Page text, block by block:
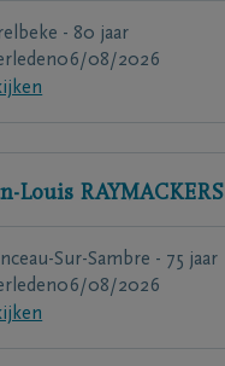
- 80 jaar
06/08/2026
Louis RAYMACKERS
Sur-Sambre - 75 jaar
06/08/2026